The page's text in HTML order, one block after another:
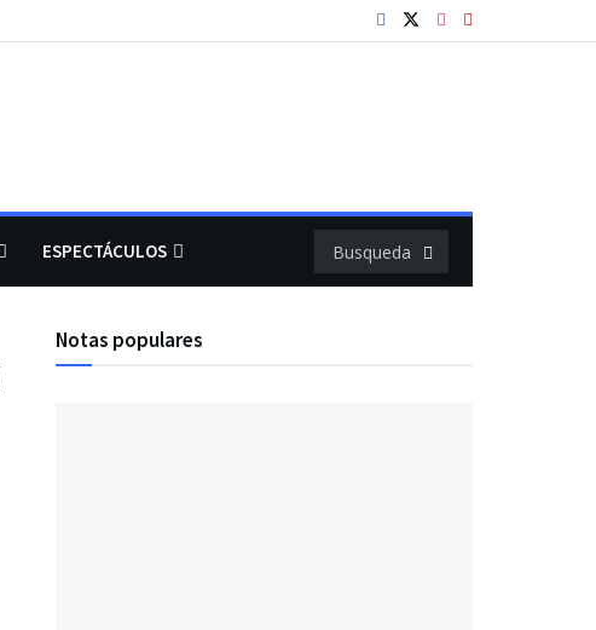
ESPECTÁCULOS
Notas populares